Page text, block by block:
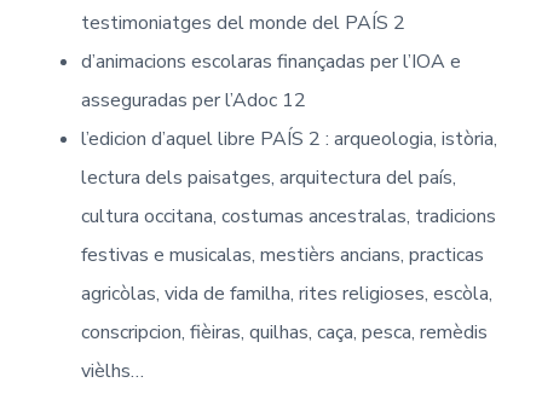
testimoniatges del monde del PAÍS 2
d’animacions escolaras finançadas per l’IOA e
asseguradas per l’Adoc 12
l’edicion d’aquel libre PAÍS 2 : arqueologia, istòria,
lectura dels paisatges, arquitectura del país,
cultura occitana, costumas ancestralas, tradicions
festivas e musicalas, mestièrs ancians, practicas
agricòlas, vida de familha, rites religioses, escòla,
conscripcion, fièiras, quilhas, caça, pesca, remèdis
vièlhs…